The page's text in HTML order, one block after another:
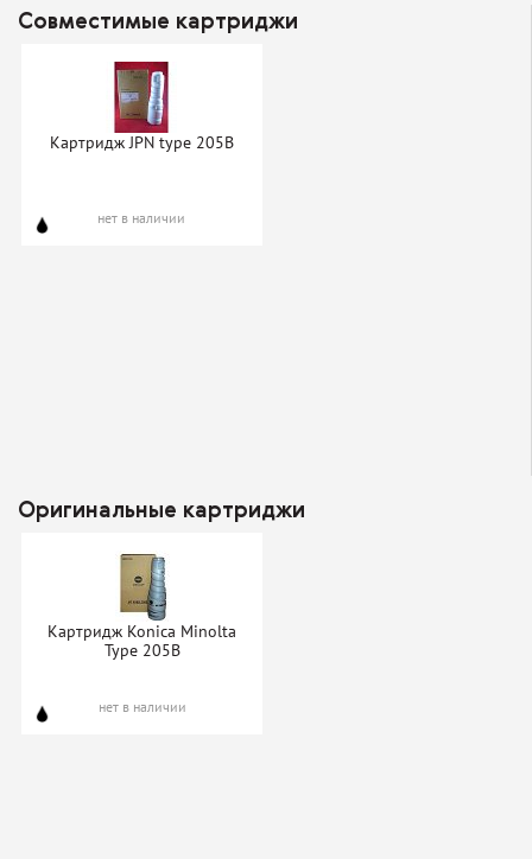
Совместимые картриджи
Картридж JPN type 205B
нет в наличии
Оригинальные картриджи
Картридж Konica Minolta
Type 205B
нет в наличии